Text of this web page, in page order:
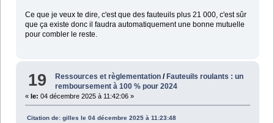
Ce que je veux te dire, c'est que des fauteuils plus 21 000, c'est sûr
que ça existe donc il faudra automatiquement une bonne mutuelle
pour combler le reste.
19 Ressources et règlementation / Fauteuils roulants : un
remboursement à 100 % pour 2024
« le: 04 décembre 2025 à 11:42:06 »
Citation de: gilles le 04 décembre 2025 à 11:23:48